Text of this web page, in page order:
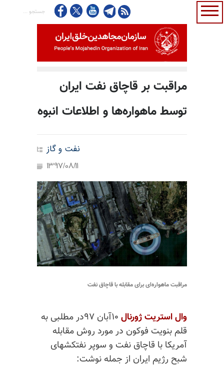
مراقبت بر قاچاق نفت ایران
توسط ماهواره‌ها و اطلاعات انبوه
نفت و گاز
1397/08/11
مراقبت ماهواره‌ای برای مقابله با قاچاق نفت
والاستریتژورنال
۱۰آبان ۹۷در مطلبی به
قلم بنویت فوکون در مورد روش مقابله
آمریکا با قاچاق نفت و سوپر نفتکشهای
شبح رژیم ایران از جمله نوشت: